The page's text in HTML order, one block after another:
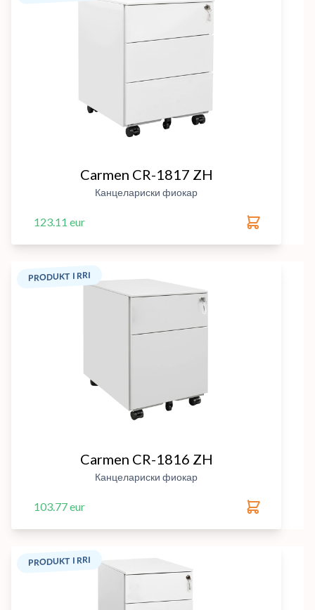
Carmen CR-1817 ZH
Канцелариски фиокар
123.11 eur
PRODUKT I RRI
Carmen CR-1816 ZH
Канцелариски фиокар
103.77 eur
PRODUKT I RRI